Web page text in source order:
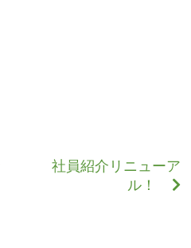
社員紹介リニューア
ル！